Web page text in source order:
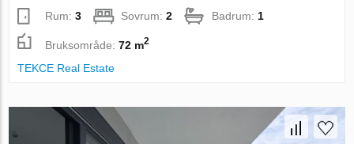
Rum:3 Sovrum:2 Badrum:1
Bruksområde:72 m2
TEKCE Real Estate